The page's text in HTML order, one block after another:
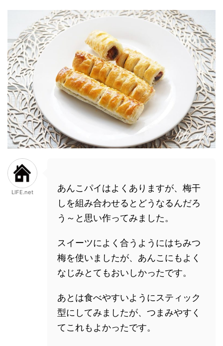
LIFE.net
あんこパイはよくありますが、梅干
しを組み合わせるとどうなるんだろ
う～と思い作ってみました。
スイーツによく合うようにはちみつ
梅を使いましたが、あんこにもよく
なじみとてもおいしかったです。
あとは食べやすいようにスティック
型にしてみましたが、つまみやすく
てこれもよかったです。